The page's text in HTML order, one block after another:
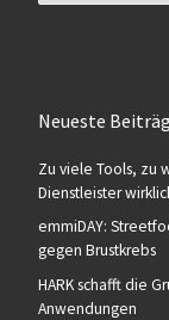
Neueste
Zu viele Tools, zu
Dienstleister
emmiDAY:
gegen Brustkrebs
HARK schafft die
Anwendungen